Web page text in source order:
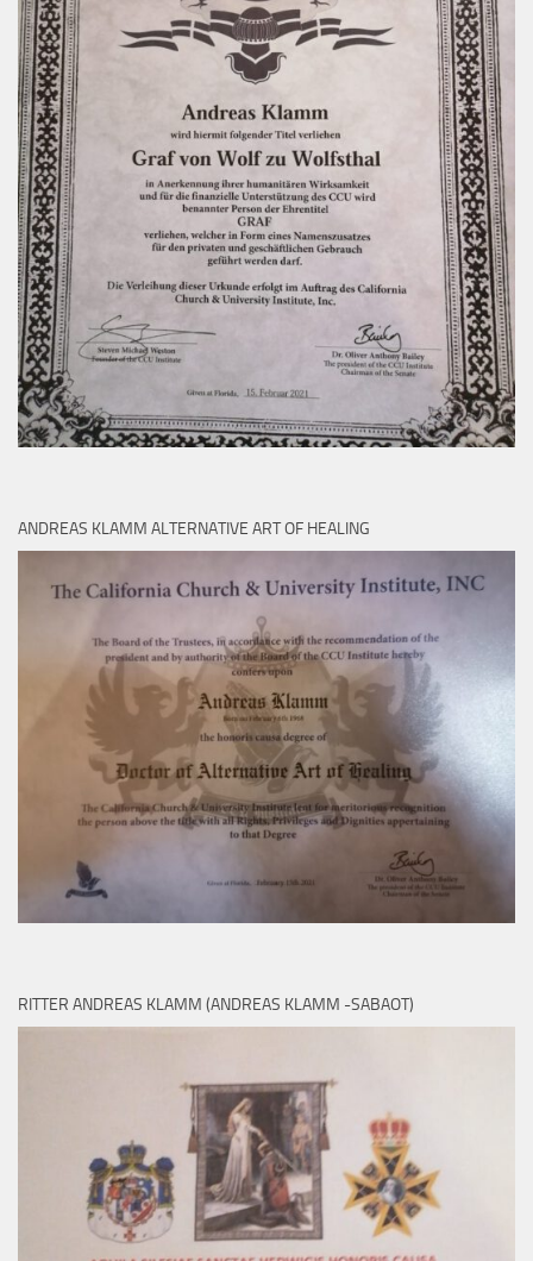
ANDREAS KLAMM ALTERNATIVE ART OF HEALING
RITTER ANDREAS KLAMM (ANDREAS KLAMM -SABAOT)